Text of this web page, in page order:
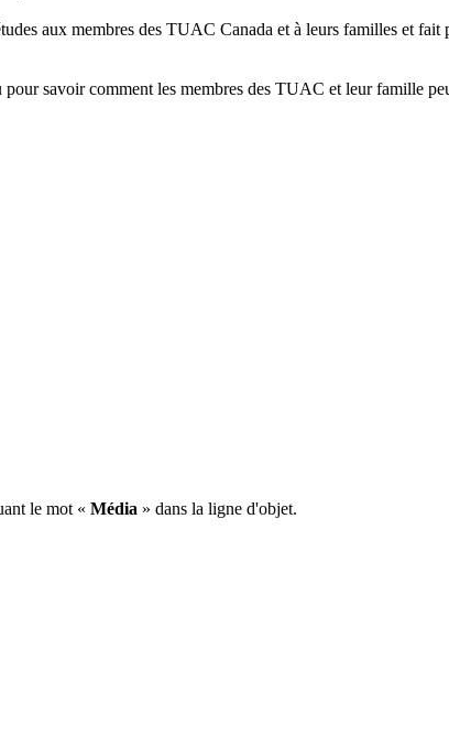
aux membres des TUAC Canada et à leurs familles et fait
savoir comment les membres des TUAC et leur famille
le mot « Média » dans la ligne d'objet.